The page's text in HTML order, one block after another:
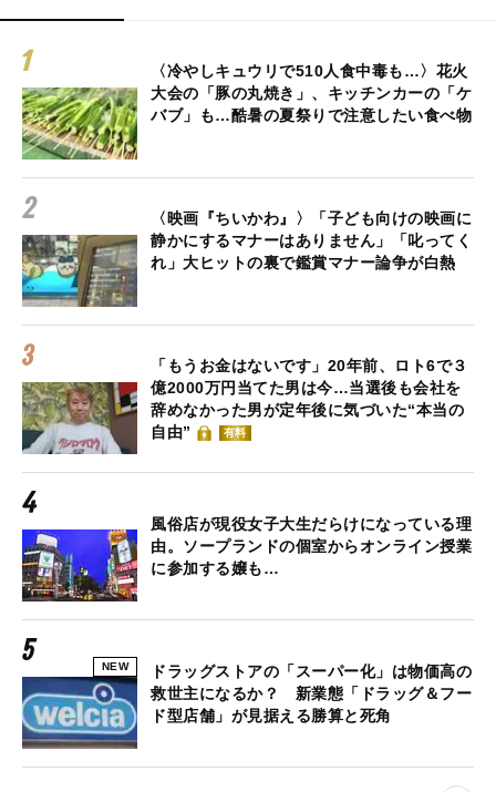
〈冷やしキュウリで510人食中毒も…〉花火
大会の「豚の丸焼き」、キッチンカーの「ケ
バブ」も…酷暑の夏祭りで注意したい食べ物
〈映画『ちいかわ』〉「子ども向けの映画に
静かにするマナーはありません」「叱ってく
れ」大ヒットの裏で鑑賞マナー論争が白熱
「もうお金はないです」20年前、ロト6で３
億2000万円当てた男は今…当選後も会社を
辞めなかった男が定年後に気づいた“本当の
自由”
有料
風俗店が現役女子大生だらけになっている理
由。ソープランドの個室からオンライン授業
に参加する嬢も…
NEW
ドラッグストアの「スーパー化」は物価高の
救世主になるか？ 新業態「ドラッグ＆フー
ド型店舗」が見据える勝算と死角